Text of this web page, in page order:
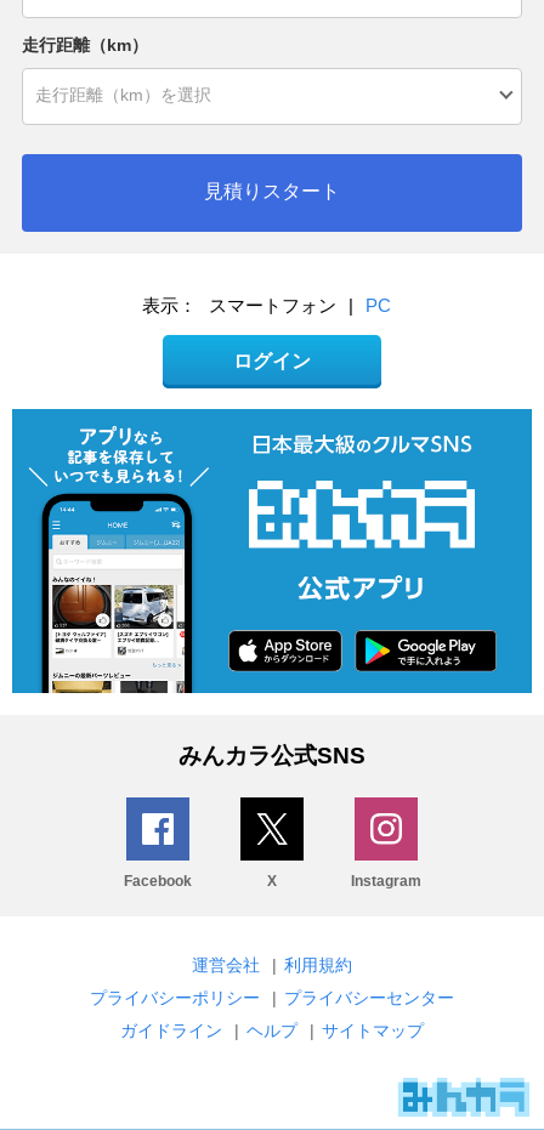
走行距離（km）
見積りスタート
表示： スマートフォン | PC
ログイン
みんカラ公式SNS
Facebook X Instagram
運営会社 | 利用規約
プライバシーポリシー
| プライバシーセンター
ガイドライン
| ヘルプ | サイトマップ